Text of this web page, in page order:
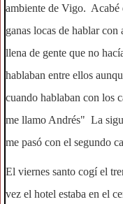
ambiente de Vigo. Acabé
ganas locas de hablar
llena de gente que no
hablaban entre ellos
cuando hablaban con los
me llamo Andrés" La
me pasó con el segundo
El viernes santo cogí el
vez el hotel estaba en el